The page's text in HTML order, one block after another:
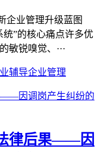
企业管理升级蓝图
”的核心痛点许多优
敏锐嗅觉、···
辅导企业管理
律后果——因